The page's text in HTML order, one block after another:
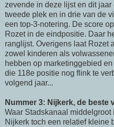
zevende in deze lijst en dit
tweede plek en in drie van de
een top-3-notering. De score
Rozet in de eindpositie. Daar
ranglijst. Overigens laat Rozet
zowel kinderen als
hebben op marketinggebied
die 118e positie nog flink te
volgend jaar...
Nummer 3: Nijkerk, de beste
Waar Stadskanaal
Nijkerk toch een relatief kleine